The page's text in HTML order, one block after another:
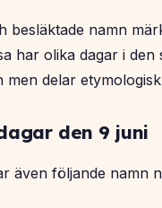
besläktade namn
har olika dagar i den
men delar
den 9 juni
även följande namn